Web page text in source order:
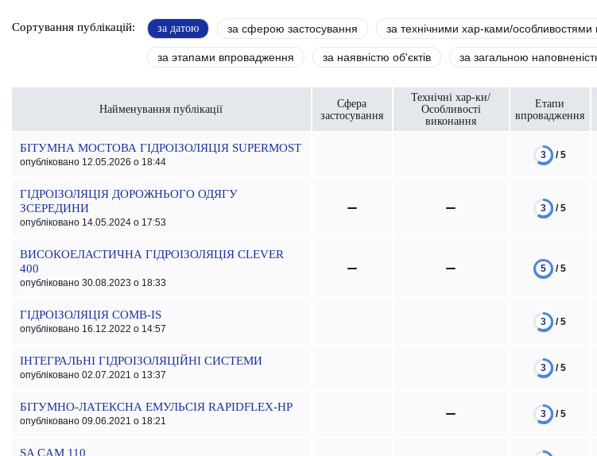
Сортування публікацій: за датою за сферою застосування за технічними хар-ками/особливостями
за этапами впровадження за наявністю об'єктів за загальною
Найменування публікації
Сфера
застосування
Технічні хар-ки/
Особливості
виконання
Етапи
впровадження
БІТУМНА МОСТОВА ГІДРОІЗОЛЯЦІЯ SUPERMOST
опубліковано 12.05.2026 о 18:44
3 / 5
ГІДРОІЗОЛЯЦІЯ ДОРОЖНЬОГО ОДЯГУ
ЗСЕРЕДИНИ
опубліковано 14.05.2024 о 17:53
3 / 5
ВИСОКОЕЛАСТИЧНА ГІДРОІЗОЛЯЦІЯ CLEVER
400
опубліковано 30.08.2023 о 18:33
5 / 5
ГІДРОІЗОЛЯЦІЯ COMB-IS
опубліковано 16.12.2022 о 14:57
3 / 5
ІНТЕГРАЛЬНІ ГІДРОІЗОЛЯЦІЙНІ СИСТЕМИ
опубліковано 02.07.2021 о 13:37
3 / 5
БІТУМНО-ЛАТЕКСНА ЕМУЛЬСІЯ RAPIDFLEX-HP
опубліковано 09.06.2021 о 18:21
3 / 5
SA CAM 110